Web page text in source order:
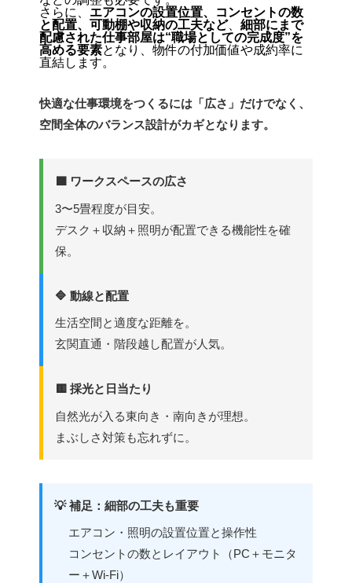
さらに、 エアコンの設置位置、コンセントの数
と配置、可動棚や収納の工夫など、 細部にまで
配慮された仕事部屋は“職場としての完成度”を
高める要素となり、物件の付加価値や成約率に
直結します。
快適な仕事環境をつくるには「広さ」だけでなく、
空間全体のバランス設計がカギとなります。
🟩 ワークスペースの広さ
3〜5畳程度が目安。
デスク＋収納＋照明が配置できる機能性を確
保。
🔷 動線と配置
生活空間と適度な距離を。
玄関直通・階段越し配置が人気。
🟨 採光と日当たり
自然光が入る東向き・南向きが理想。
まぶしさ対策も忘れずに。
💡 補足：細部の工夫も重要
エアコン・照明の設置位置と操作性
コンセントの数とレイアウト（PC＋モニタ
ー＋Wi-Fi）